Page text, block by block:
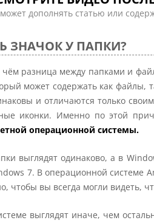
дополнять статью или
ЗНАЧОК У ПАПКИ?
разница между папками и
может содержать как файлы,
и отличаются только
иконки. Именно по этой
операционной системы.
выглядят одинаково, а в
7. В операционной системе
чтобы вы всегда могли видеть,
выглядят иначе, чем